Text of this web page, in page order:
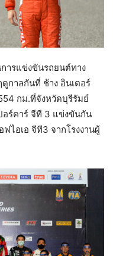
ารแข่งขันรถยนต์ทาง
กาลกันที่ ช้าง อินเตอร์
กม.ที่จังหวัดบุรีรัมย์
อร์คาร์ จีที 3 แข่งขันกัน
ไอเอ จีที3 จากโรงงานผู้